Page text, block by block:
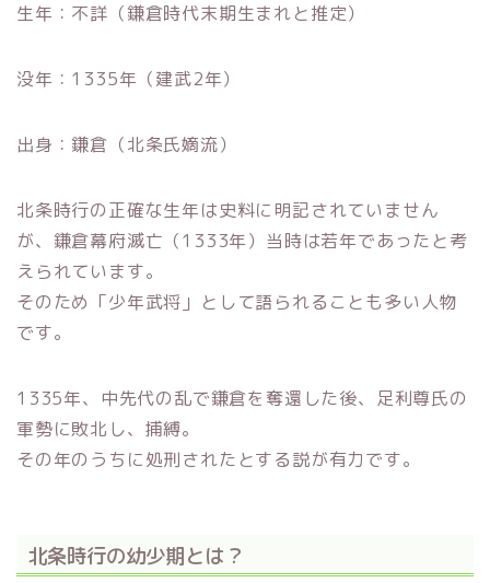
生年：不詳（鎌倉時代末期生まれと推定）
没年：1335年（建武2年）
出身：鎌倉（北条氏嫡流）
北条時行の正確な生年は史料に明記されていません
が、鎌倉幕府滅亡（1333年）当時は若年であったと考
えられています。
そのため「少年武将」として語られることも多い人物
です。
1335年、中先代の乱で鎌倉を奪還した後、足利尊氏の
軍勢に敗北し、捕縛。
その年のうちに処刑されたとする説が有力です。
北条時行の幼少期とは？